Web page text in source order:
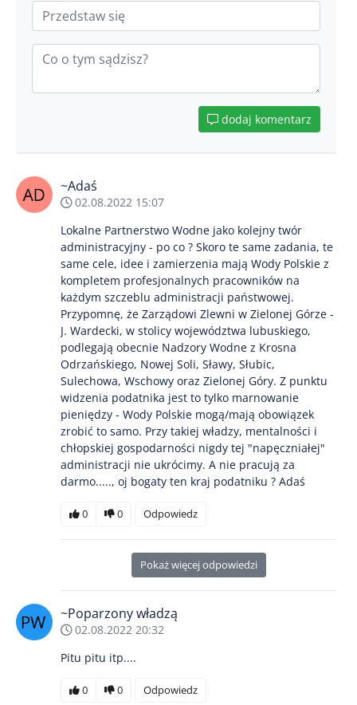
dodaj komentarz
~Adaś
02.08.2022 15:07
Lokalne Partnerstwo Wodne jako kolejny twór
administracyjny - po co ? Skoro te same zadania, te
same cele, idee i zamierzenia mają Wody Polskie z
kompletem profesjonalnych pracowników na
każdym szczeblu administracji państwowej.
Przypomnę, że Zarządowi Zlewni w Zielonej Górze -
J. Wardecki, w stolicy województwa lubuskiego,
podlegają obecnie Nadzory Wodne z Krosna
Odrzańskiego, Nowej Soli, Sławy, Słubic,
Sulechowa, Wschowy oraz Zielonej Góry. Z punktu
widzenia podatnika jest to tylko marnowanie
pieniędzy - Wody Polskie mogą/mają obowiązek
zrobić to samo. Przy takiej władzy, mentalności i
chłopskiej gospodarności nigdy tej "napęczniałej"
administracji nie ukrócimy. A nie pracują za
darmo....., oj bogaty ten kraj podatniku ? Adaś
0 0 Odpowiedz
Pokaż więcej odpowiedzi
~Poparzony władzą
02.08.2022 20:32
Pitu pitu itp....
0 0 Odpowiedz